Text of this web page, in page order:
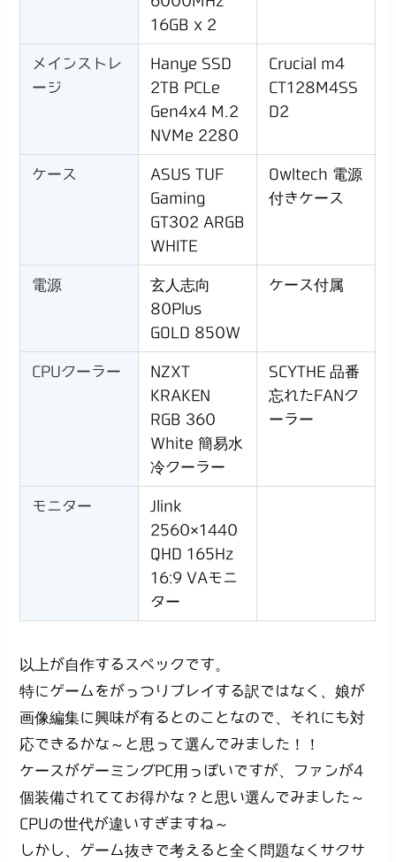
16GB x 2
メインストレ
ージ
Hanye SSD
2TB PCLe
Gen4x4 M.2
NVMe 2280
Crucial m4
CT128M4SS
D2
ケース
ASUS TUF
Gaming
GT302 ARGB
WHITE
Owltech 電源
付きケース
電源
玄人志向
80Plus
GOLD 850W
ケース付属
CPUクーラー
NZXT
KRAKEN
RGB 360
White 簡易水
冷クーラー
SCYTHE 品番
忘れたFANク
ーラー
モニター
Jlink
2560×1440
QHD 165Hz
16:9 VAモニ
ター
以上が自作するスペックです。
特にゲームをがっつりプレイする訳ではなく、娘が
画像編集に興味が有るとのことなので、それにも対
応できるかな～と思って選んでみました！！
ケースがゲーミングPC用っぽいですが、ファンが4
個装備されててお得かな？と思い選んでみました～
CPUの世代が違いすぎますね～
しかし、ゲーム抜きで考えると全く問題なくサクサ